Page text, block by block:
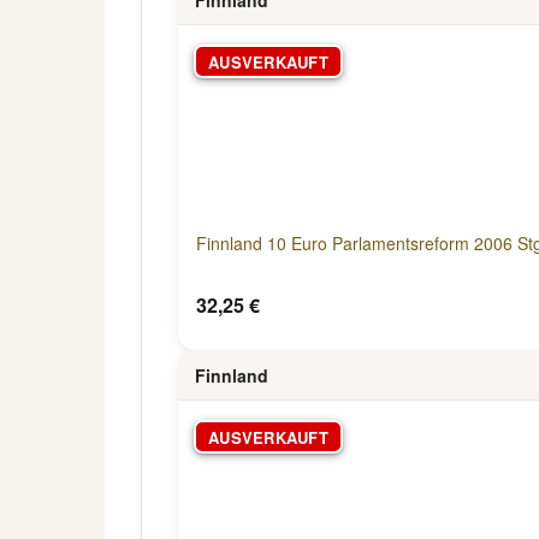
AUSVERKAUFT
Finnland 10 Euro Parlamentsreform 2006
32,25 €
Finnland
AUSVERKAUFT